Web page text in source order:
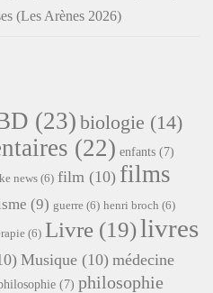
(Les Arènes 2026)
(23) biologie (14)
(22) enfants (7)
news (6) film (10) films
(9) guerre (6) henri broch (6)
(6) Livre (19)livres
Musique (10) médecine
(7) philosophie